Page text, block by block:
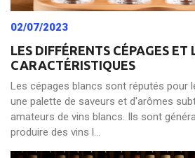
02/07/2023
LES DIFFÉRENTS CÉPAGES ET
CARACTÉRISTIQUES
Les cépages blancs sont réputés pour
une palette de saveurs et d'arômes
amateurs de vins blancs. Ils sont
produire des vins l...